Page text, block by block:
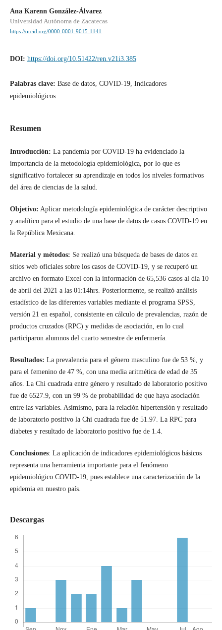
Ana Karenn González-Álvarez
Universidad Autónoma de Zacatecas
https://orcid.org/0000-0001-9015-1141
DOI: https://doi.org/10.51422/ren.v21i3.385
Palabras clave: Base de datos, COVID-19, Indicadores
epidemiológicos
Resumen
Introducción: La pandemia por COVID-19 ha evidenciado la
importancia de la metodología epidemiológica, por lo que es
significativo fortalecer su aprendizaje en todos los niveles formativos
del área de ciencias de la salud.
Objetivo: Aplicar metodología epidemiológica de carácter descriptivo
y analítico para el estudio de una base de datos de casos COVID-19 en
la República Mexicana.
Material y métodos: Se realizó una búsqueda de bases de datos en
sitios web oficiales sobre los casos de COVID-19, y se recuperó un
archivo en formato Excel con la información de 65,536 casos al día 10
de abril del 2021 a las 01:14hrs. Posteriormente, se realizó análisis
estadístico de las diferentes variables mediante el programa SPSS,
versión 21 en español, consistente en cálculo de prevalencias, razón de
productos cruzados (RPC) y medidas de asociación, en lo cual
participaron alumnos del cuarto semestre de enfermería.
Resultados: La prevalencia para el género masculino fue de 53 %, y
para el femenino de 47 %, con una media aritmética de edad de 35
años. La Chi cuadrada entre género y resultado de laboratorio positivo
fue de 6527.9, con un 99 % de probabilidad de que haya asociación
entre las variables. Asimismo, para la relación hipertensión y resultado
de laboratorio positivo la Chi cuadrada fue de 51.97. La RPC para
diabetes y resultado de laboratorio positivo fue de 1.4.
Conclusiones: La aplicación de indicadores epidemiológicos básicos
representa una herramienta importante para el fenómeno
epidemiológico COVID-19, pues establece una caracterización de la
epidemia en nuestro país.
Descargas